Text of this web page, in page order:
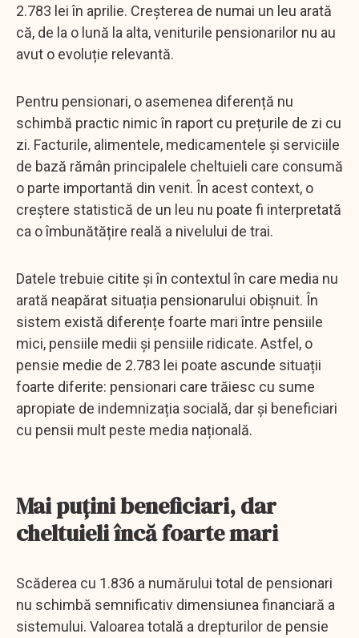
2.783 lei în aprilie. Creșterea de numai un leu arată
că, de la o lună la alta, veniturile pensionarilor nu au
avut o evoluție relevantă.
Pentru pensionari, o asemenea diferență nu
schimbă practic nimic în raport cu prețurile de zi cu
zi. Facturile, alimentele, medicamentele și serviciile
de bază rămân principalele cheltuieli care consumă
o parte importantă din venit. În acest context, o
creștere statistică de un leu nu poate fi interpretată
ca o îmbunătățire reală a nivelului de trai.
Datele trebuie citite și în contextul în care media nu
arată neapărat situația pensionarului obișnuit. În
sistem există diferențe foarte mari între pensiile
mici, pensiile medii și pensiile ridicate. Astfel, o
pensie medie de 2.783 lei poate ascunde situații
foarte diferite: pensionari care trăiesc cu sume
apropiate de indemnizația socială, dar și beneficiari
cu pensii mult peste media națională.
Mai puțini beneficiari, dar
cheltuieli încă foarte mari
Scăderea cu 1.836 a numărului total de pensionari
nu schimbă semnificativ dimensiunea financiară a
sistemului. Valoarea totală a drepturilor de pensie